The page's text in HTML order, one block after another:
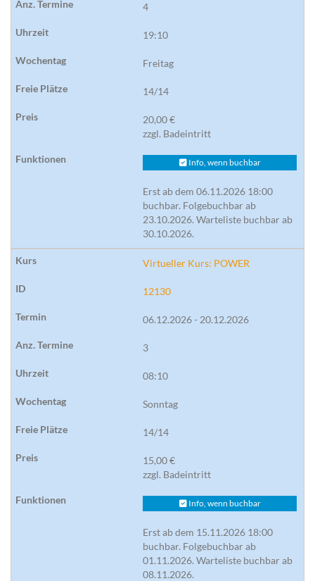
4
19:10
Freitag
14/14
20,00 €
zzgl. Badeintritt
Info, wenn buchbar
Erst ab dem 06.11.2026 18:00
buchbar. Folgebuchbar ab
23.10.2026. Warteliste buchbar ab
30.10.2026.
Virtueller Kurs: POWER
12130
06.12.2026 - 20.12.2026
3
08:10
Sonntag
14/14
15,00 €
zzgl. Badeintritt
Info, wenn buchbar
Erst ab dem 15.11.2026 18:00
buchbar. Folgebuchbar ab
01.11.2026. Warteliste buchbar ab
08.11.2026.